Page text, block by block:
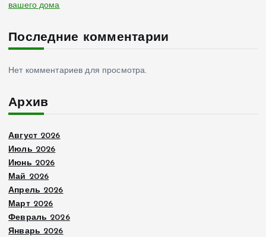
вашего дома
Последние комментарии
Нет комментариев для просмотра.
Архив
Август 2026
Июль 2026
Июнь 2026
Май 2026
Апрель 2026
Март 2026
Февраль 2026
Январь 2026